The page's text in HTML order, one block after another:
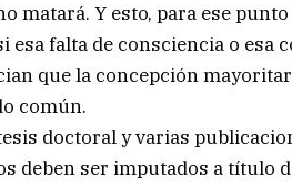
matará. Y esto, para ese
esa falta de consciencia o
que la concepción
común.
doctoral y varias
deben ser imputados a título